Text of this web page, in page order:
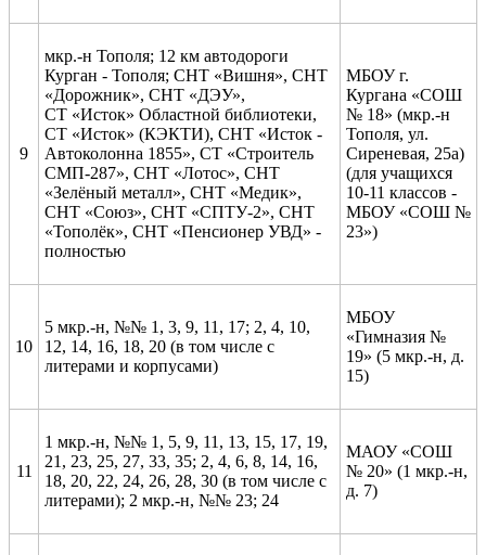
9
мкр.-н Тополя; 12 км автодороги
Курган - Тополя; СНТ «Вишня», СНТ
«Дорожник», СНТ «ДЭУ»,
СТ «Исток» Областной библиотеки,
СТ «Исток» (КЭКТИ), СНТ «Исток -
Автоколонна 1855», СТ «Строитель
СМП-287», СНТ «Лотос», СНТ
«Зелёный металл», СНТ «Медик»,
СНТ «Союз», СНТ «СПТУ-2», СНТ
«Тополёк», СНТ «Пенсионер УВД» -
полностью
МБОУ г.
Кургана «СОШ
№ 18» (мкр.-н
Тополя, ул.
Сиреневая, 25а)
(для учащихся
10-11 классов -
МБОУ «СОШ №
23»)
10
5 мкр.-н, №№ 1, 3, 9, 11, 17; 2, 4, 10,
12, 14, 16, 18, 20 (в том числе с
литерами и корпусами)
МБОУ
«Гимназия №
19» (5 мкр.-н, д.
15)
11
1 мкр.-н, №№ 1, 5, 9, 11, 13, 15, 17, 19,
21, 23, 25, 27, 33, 35; 2, 4, 6, 8, 14, 16,
18, 20, 22, 24, 26, 28, 30 (в том числе с
литерами); 2 мкр.-н, №№ 23; 24
МАОУ «СОШ
№ 20» (1 мкр.-н,
д. 7)